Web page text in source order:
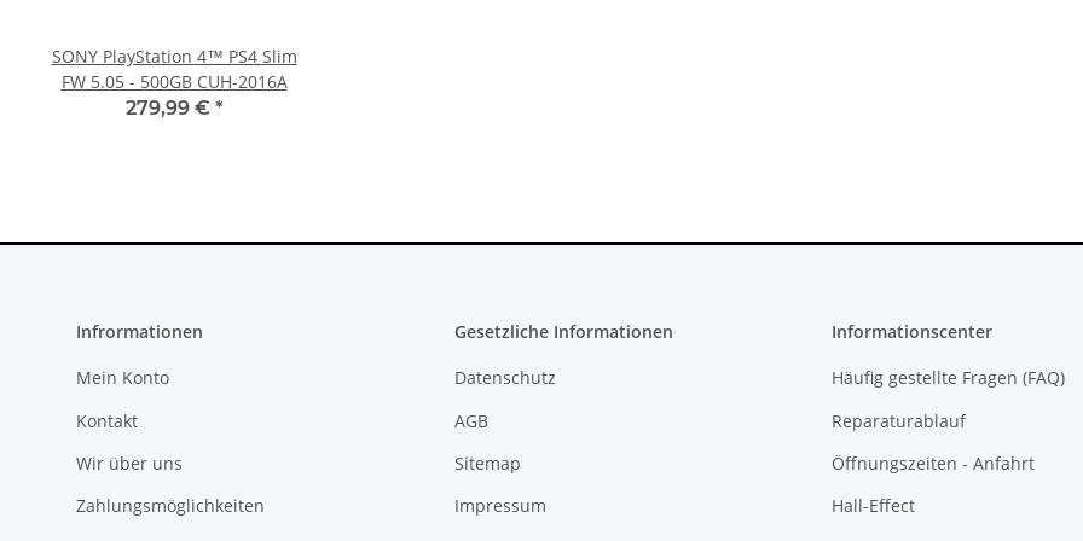
SONY PlayStation 4™ PS4 Slim
FW 5.05 - 500GB CUH-2016A
279,99 € *
Infrormationen
Mein Konto
Kontakt
Wir über uns
Zahlungsmöglichkeiten
Gesetzliche Informationen
Datenschutz
AGB
Sitemap
Impressum
Informationscenter
Häufig gestellte Fragen (FAQ)
Reparaturablauf
Öffnungszeiten - Anfahrt
Hall-Effect